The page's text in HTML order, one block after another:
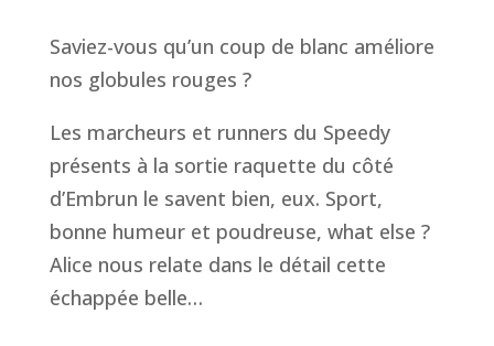
Saviez-vous qu’un coup de blanc améliore
nos globules rouges ?
Les marcheurs et runners du Speedy
présents à la sortie raquette du côté
d’Embrun le savent bien, eux. Sport,
bonne humeur et poudreuse, what else ?
Alice nous relate dans le détail cette
échappée belle…